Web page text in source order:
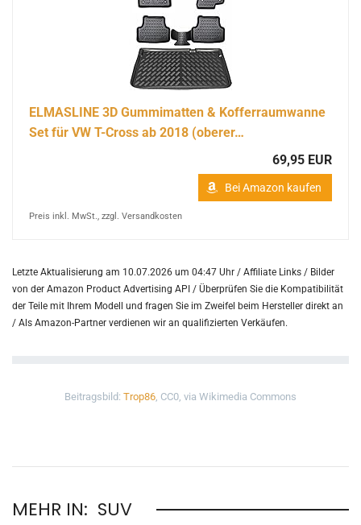
ELMASLINE 3D Gummimatten & Kofferraumwanne
Set für VW T-Cross ab 2018 (oberer…
69,95 EUR
Bei Amazon kaufen
Preis inkl. MwSt., zzgl. Versandkosten
Letzte Aktualisierung am 10.07.2026 um 04:47 Uhr / Affiliate Links / Bilder
von der Amazon Product Advertising API / Überprüfen Sie die Kompatibilität
der Teile mit Ihrem Modell und fragen Sie im Zweifel beim Hersteller direkt an
/ Als Amazon-Partner verdienen wir an qualifizierten Verkäufen.
Beitragsbild: Trop86 , CC0, via Wikimedia Commons
MEHR IN: SUV